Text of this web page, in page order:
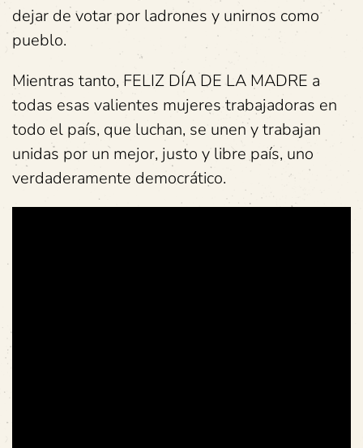
dejar de votar por ladrones y unirnos como
pueblo.
Mientras tanto, FELIZ DÍA DE LA MADRE a
todas esas valientes mujeres trabajadoras en
todo el país, que luchan, se unen y trabajan
unidas por un mejor, justo y libre país, uno
verdaderamente democrático.